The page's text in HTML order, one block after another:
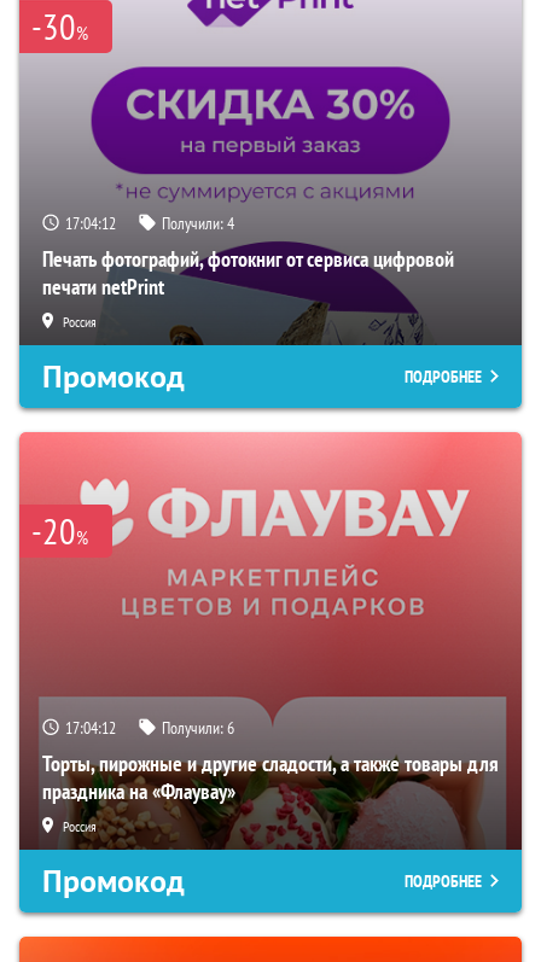
-30%
17:04:11 Получили:4
Печать фотографий, фотокниг от сервиса цифровой
печати netPrint
Россия
Промокод ПОДРОБНЕЕ
-20%
17:04:11 Получили:6
Торты, пирожные и другие сладости, а также товары для
праздника на «Флаувау»
Россия
Промокод ПОДРОБНЕЕ